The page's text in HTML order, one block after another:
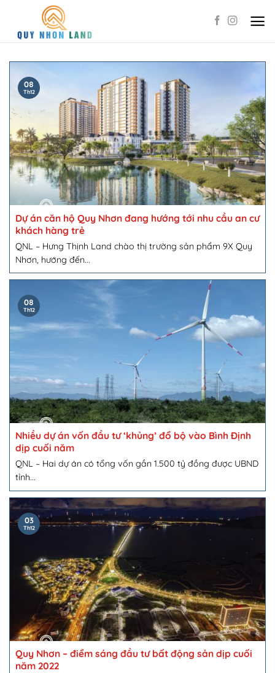
content
Dự án căn hộ Quy Nhơn đang hướng tới nhu cầu an cư
khách hàng trẻ
QNL – Hưng Thịnh Land chào thị trường sản phẩm 9X Quy
Nhơn, hướng đến...
08
Th12
Nhiều dự án vốn đầu tư ‘khủng’ đổ bộ vào Bình Định
dịp cuối năm
QNL – Hai dự án có tổng vốn gần 1.500 tỷ đồng được UBND
tỉnh...
08
Th12
Quy Nhơn – điểm sáng đầu tư bất động sản dịp cuối
năm 2022
03
Th12